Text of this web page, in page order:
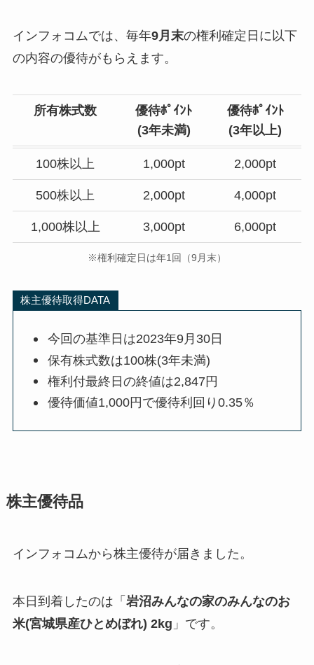
インフォコムでは、毎年9月末の権利確定日に以下
の内容の優待がもらえます。
所有株式数
優待ﾎﾟｲﾝﾄ
(3年未満)
優待ﾎﾟｲﾝﾄ
(3年以上)
100株以上 1,000pt 2,000pt
500株以上 2,000pt 4,000pt
1,000株以上 3,000pt 6,000pt
※権利確定日は年1回（9月末）
株主優待取得DATA
今回の基準日は2023年9月30日
保有株式数は100株(3年未満)
権利付最終日の終値は2,847円
優待価値1,000円で優待利回り0.35％
株主優待品
インフォコムから株主優待が届きました。
本日到着したのは「 岩沼みんなの家のみんなのお
米(宮城県産ひとめぼれ) 2kg 」です。